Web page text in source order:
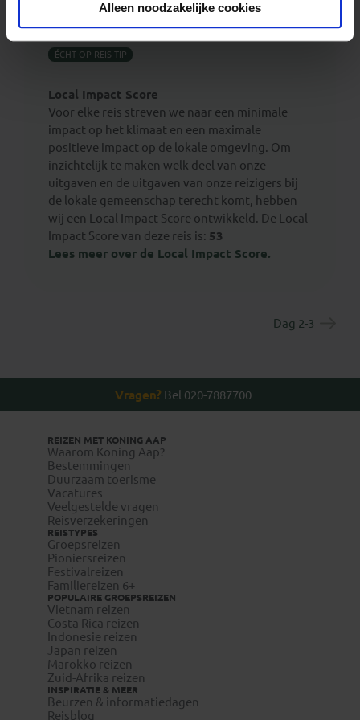
Alleen noodzakelijke cookies
ÉCHT OP REIS TIP
Local Impact Score
Voor elke reis streven we naar een minimale
impact op het klimaat en een maximale
positieve impact op de lokale omgeving. Om
inzichtelijk te maken welk deel van onze
uitgaven en de uitgaven van onze reizigers bij
de lokale gemeenschap terecht komt, hebben
wij een Local Impact Score ontwikkeld. De Local
Impact Score van deze reis is: 53
Lees meer over de Local Impact Score.
Dag 2-3
Vragen? Bel 020-7887700
REIZEN MET KONING AAP
Waarom Koning Aap?
Bestemmingen
Duurzaam toerisme
Vacatures
Veelgestelde vragen
Reisverzekeringen
REISTYPES
Groepsreizen
Pioniersreizen
Festivalreizen
Familiereizen 6+
POPULAIRE GROEPSREIZEN
Vietnam reizen
Costa Rica reizen
Indonesie reizen
Japan reizen
Marokko reizen
Zuid-Afrika reizen
INSPIRATIE & MEER
Beurzen & informatiedagen
Reisblog